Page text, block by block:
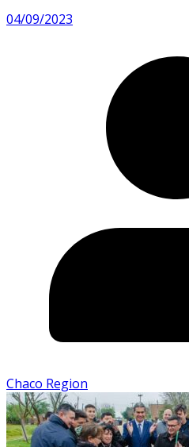
04/09/2023
Chaco Region